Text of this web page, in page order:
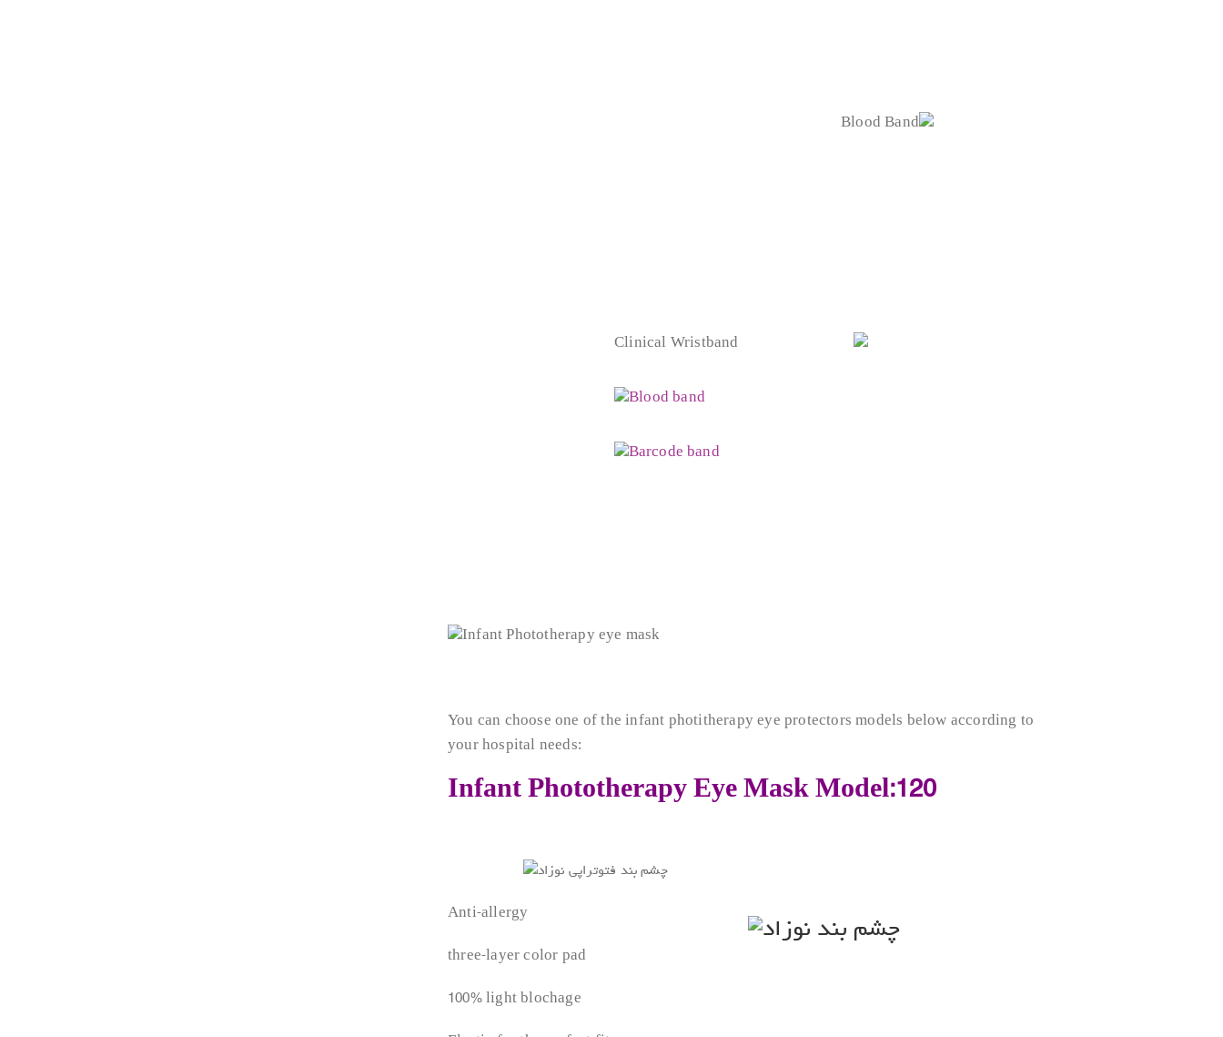
You can choose one of the infant photitherapy eye protectors models below according to
your hospital needs:
Infant Phototherapy Eye Mask Model:120
Anti-allergy
three-layer color pad
100% light blochage